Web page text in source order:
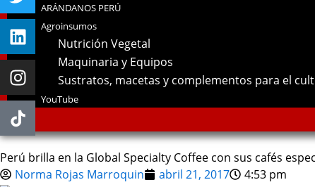
ARÁNDANOS PERÚ
Agroinsumos
Nutrición Vegetal
Maquinaria y Equipos
Sustratos, macetas y complementos para el
YouTube
Perú brilla en la Global Specialty Coffee con sus cafés
Norma Rojas Marroquin
abril 21, 2017 4:53 pm